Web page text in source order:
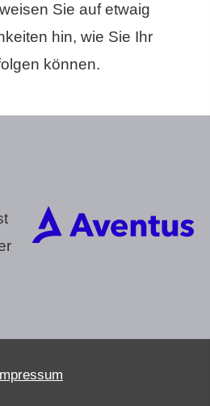
Sie auf etwaig
hin, wie Sie Ihr
können.